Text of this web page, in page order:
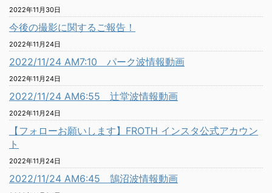
2022年11月30日
今後の撮影に関するご報告！
2022年11月24日
2022/11/24 AM7:10 パーク波情報動画
2022年11月24日
2022/11/24 AM6:55 辻堂波情報動画
2022年11月24日
【フォローお願いします】FROTH インスタ公式アカウン
ト
2022年11月24日
2022/11/24 AM6:45 鵠沼波情報動画